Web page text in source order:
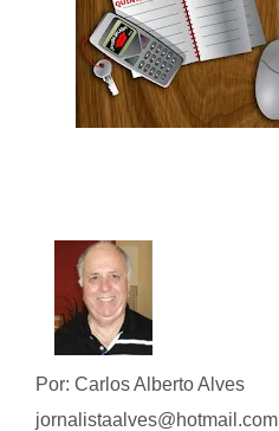
Por: Carlos Alberto Alves
jornalistaalves@hotmail.com